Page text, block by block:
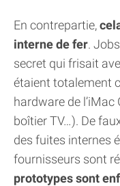
En contrepartie,
interne de fer.
secret qui frisait
étaient totalement
hardware de
boîtier TV…). De
des fuites internes
fournisseurs sont
prototypes sont